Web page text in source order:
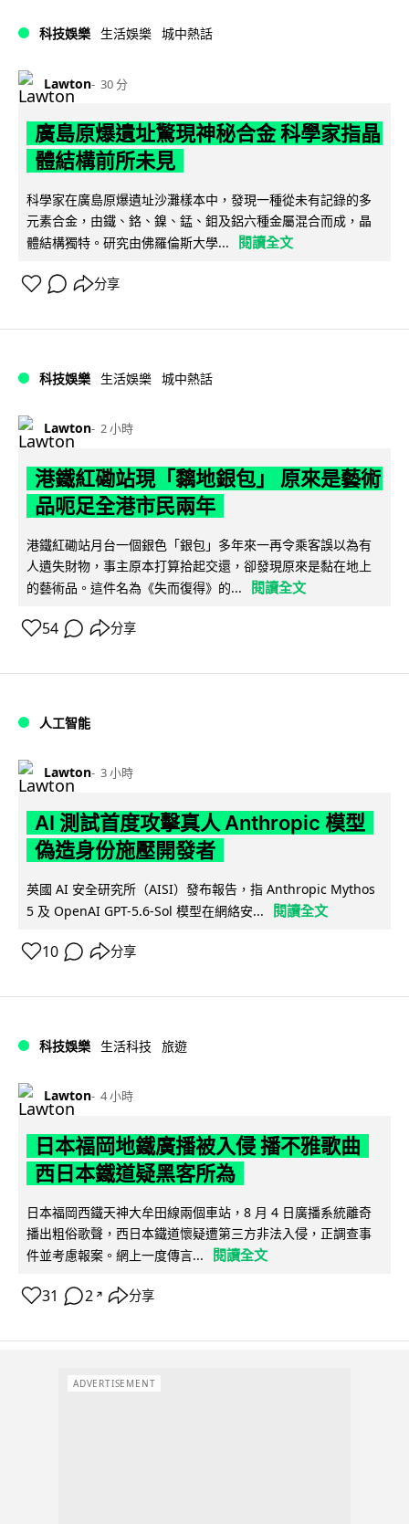
科技娛樂 生活娛樂 城中熱話
Lawton 30 分
廣島原爆遺址驚現神秘合金 科學家指晶
體結構前所未見
科學家在廣島原爆遺址沙灘樣本中，發現一種從未有記錄的多
元素合金，由鐵、鉻、鎳、錳、鉬及鋁六種金屬混合而成，晶
體結構獨特。研究由佛羅倫斯大學...
閱讀全文
分享
科技娛樂 生活娛樂 城中熱話
Lawton 2 小時
港鐵紅磡站現「黐地銀包」 原來是藝術
品呃足全港市民兩年
港鐵紅磡站月台一個銀色「銀包」多年來一再令乘客誤以為有
人遺失財物，事主原本打算拾起交還，卻發現原來是黏在地上
的藝術品。這件名為《失而復得》的...
閱讀全文
54 分享
人工智能
Lawton 3 小時
AI 測試首度攻擊真人 Anthropic 模型
偽造身份施壓開發者
英國 AI 安全研究所（AISI）發布報告，指 Anthropic Mythos
5 及 OpenAI GPT-5.6-Sol 模型在網絡安...
閱讀全文
10 分享
科技娛樂 生活科技 旅遊
Lawton 4 小時
日本福岡地鐵廣播被入侵 播不雅歌曲
西日本鐵道疑黑客所為
日本福岡西鐵天神大牟田線兩個車站，8 月 4 日廣播系統離奇
播出粗俗歌聲，西日本鐵道懷疑遭第三方非法入侵，正調查事
件並考慮報案。網上一度傳言...
閱讀全文
31 2 ↗ 分享
ADVERTISEMENT